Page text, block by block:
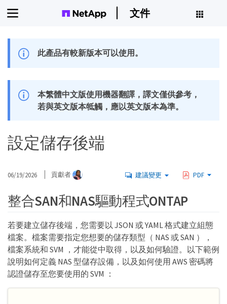
文件
此產品有較新版本可以使用。
本繁體中文版使用機器翻譯，譯文僅供參考，
若與英文版本牴觸，應以英文版本為準。
設定儲存後端
06/19/2026 貢獻者 建議變更 PDF
整合SAN和NAS驅動程式ONTAP
若要建立儲存後端，您需要以 JSON 或 YAML 格式建立組態
檔案。檔案需要指定您想要的儲存類型（ NAS 或 SAN ），
檔案系統和 SVM ，才能從中取得，以及如何驗證。以下範例
說明如何定義 NAS 型儲存設備，以及如何使用 AWS 密碼將
認證儲存至您要使用的 SVM ：